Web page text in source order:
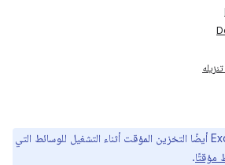
يتيح ExoPlayer أيضًا التخزين المؤقت أثناء التشغيل للوسائط التي
مؤقتًا.